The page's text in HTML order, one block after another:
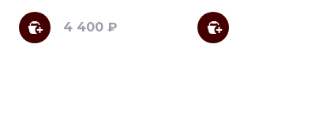
4 400 ₽